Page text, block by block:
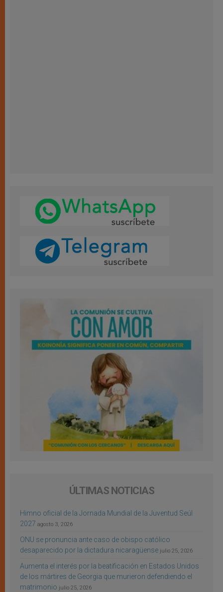
ÚLTIMAS NOTICIAS
Himno oficial de la Jornada Mundial de la Juventud Seúl
2027 agosto 3, 2026
ONU se pronuncia ante caso de obispo católico
desaparecido por la dictadura nicaragüense julio 25, 2026
Aumenta el interés por la beatificación en Estados Unidos
de los mártires de Georgia que murieron defendiendo el
matrimonio julio 25, 2026